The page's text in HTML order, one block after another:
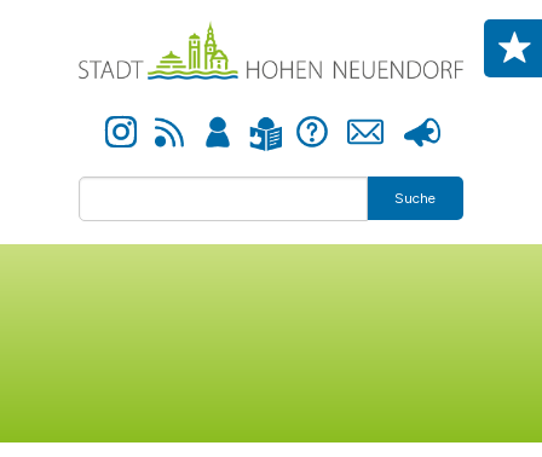
Instagram Newsfeed Anmelden Leichte Sprache Hilfe Kontakt Presse
Suche